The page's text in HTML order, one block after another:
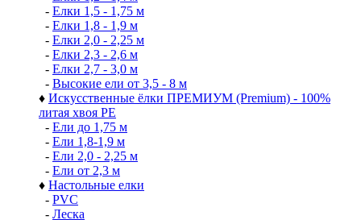
- Елки 1,5 - 1,75 м
- Елки 1,8 - 1,9 м
- Елки 2,0 - 2,25 м
- Елки 2,3 - 2,6 м
- Елки 2,7 - 3,0 м
- Высокие ели от 3,5 - 8 м
♦ Искусственные ёлки ПРЕМИУМ (Premium) - 100%
литая хвоя РЕ
- Ели до 1,75 м
- Ели 1,8-1,9 м
- Ели 2,0 - 2,25 м
- Ели от 2,3 м
♦ Настольные елки
- PVC
- Леска